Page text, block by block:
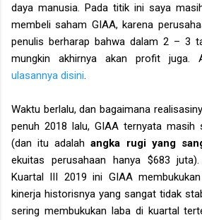
daya manusia. Pada titik ini saya
membeli saham GIAA, karena
penulis berharap bahwa dalam 2 – 3
mungkin akhirnya akan profit juga.
ulasannya disini
Waktu berlalu, dan bagaimana
penuh 2018 lalu, GIAA ternyata masih
(dan itu adalahangka rugi yang
ekuitas perusahaan hanya $683
Kuartal III 2019 ini GIAA
kinerja historisnya yang sangat tidak
sering membukukan laba di kuartal